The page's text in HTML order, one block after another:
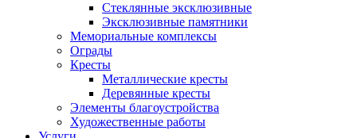
Стеклянные эксклюзивные
Эксклюзивные памятники
Мемориальные комплексы
Ограды
Кресты
Металлические кресты
Деревянные кресты
Элементы благоустройства
Художественные работы